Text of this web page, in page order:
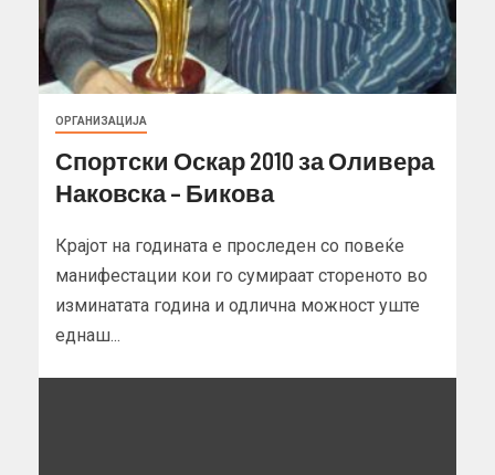
ОРГАНИЗАЦИЈА
Спортски Оскар 2010 за Оливера
Наковска – Бикова
Крајот на годината е проследен со повеќе
манифестации кои го сумираат стореното во
изминатата година и одлична можност уште
еднаш...